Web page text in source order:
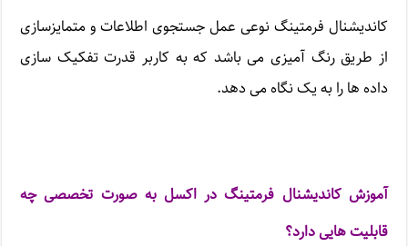
کاندیشنال فرمتینگ نوعی عمل جستجوی اطلاعات و متمایزسازی
از طریق رنگ آمیزی می باشد که به کاربر قدرت تفکیک سازی
داده ها را به یک نگاه می دهد.
آموزش کاندیشنال فرمتینگ در اکسل به صورت تخصصی چه
قابلیت هایی دارد؟